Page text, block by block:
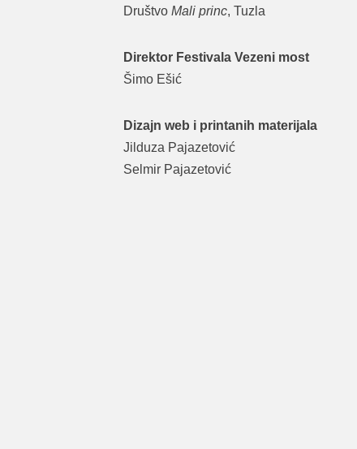
Društvo Mali princ, Tuzla
Direktor Festivala Vezeni most
Šimo Ešić
Dizajn web i printanih materijala
Jilduza Pajazetović
Selmir Pajazetović